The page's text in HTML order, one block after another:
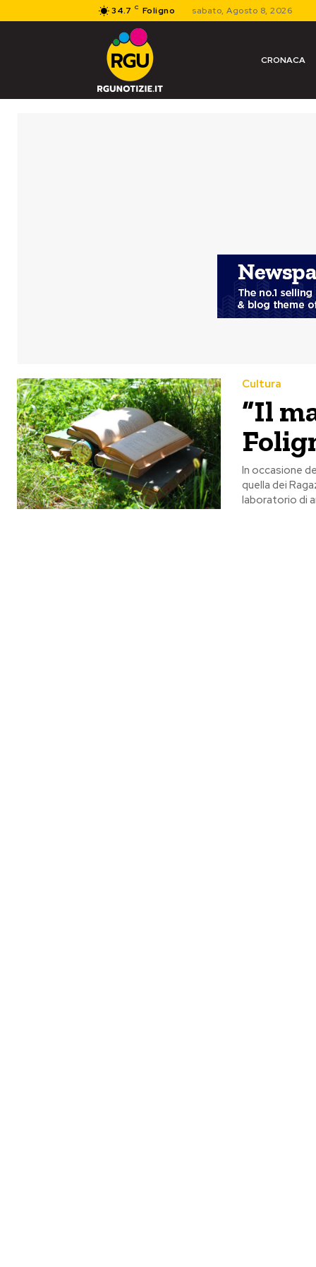
34.7 C Foligno sabato, Agosto 8, 2026
CRONACA
Cultura
“Il
In occasione
quella dei
laboratorio di